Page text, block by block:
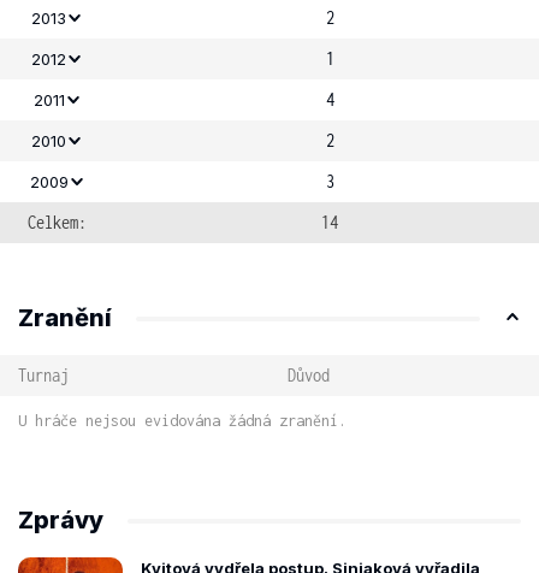
2013 2
2012 1
2011 4
2010 2
2009
3
Celkem:
14
Zranění
Turnaj Důvod
U hráče nejsou evidována žádná zranění.
Zprávy
Kvitová vydřela postup. Siniaková vyřadila